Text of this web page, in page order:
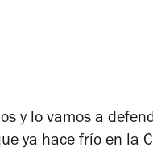
y lo vamos a
ya hace frío en la